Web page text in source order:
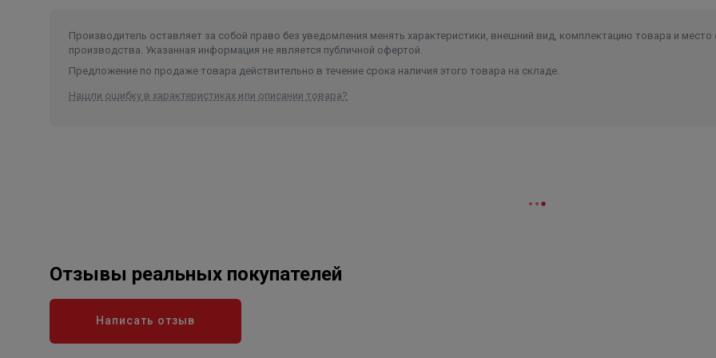
Производитель оставляет за собой право без уведомления менять характеристики, внешний вид, комплектацию товара и место
производства. Указанная информация не является публичной офертой.
Предложение по продаже товара действительно в течение срока наличия этого товара на складе.
Нашли ошибку в характеристиках или описании товара?
Отзывы реальных покупателей
Написать отзыв